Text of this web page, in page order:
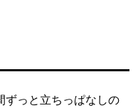
ずっと立ちっぱなしの